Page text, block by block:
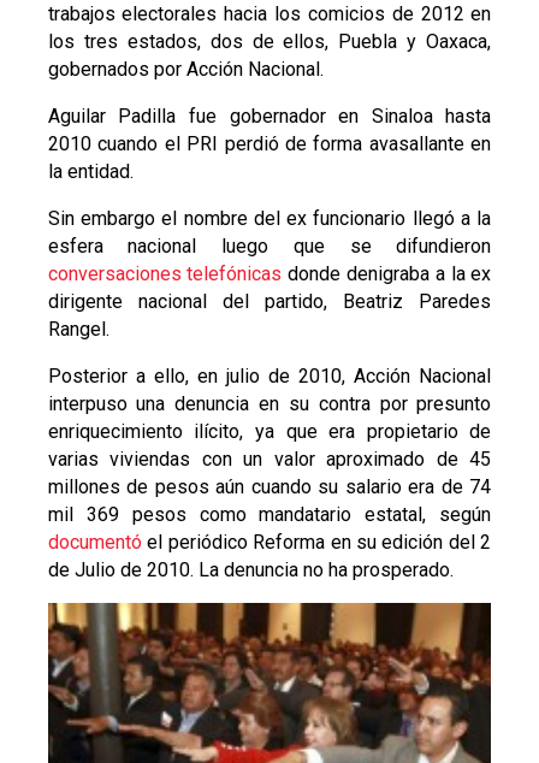
trabajos electorales hacia los comicios de 2012 en
los tres estados, dos de ellos, Puebla y Oaxaca,
gobernados por Acción Nacional.
Aguilar Padilla fue gobernador en Sinaloa hasta
2010 cuando el PRI perdió de forma avasallante en
la entidad.
Sin embargo el nombre del ex funcionario llegó a la
esfera nacional luego que se difundieron
conversaciones telefónicas donde denigraba a la ex
dirigente nacional del partido, Beatriz Paredes
Rangel.
Posterior a ello, en julio de 2010, Acción Nacional
interpuso una denuncia en su contra por presunto
enriquecimiento ilícito, ya que era propietario de
varias viviendas con un valor aproximado de 45
millones de pesos aún cuando su salario era de 74
mil 369 pesos como mandatario estatal, según
documentóel periódico Reforma en su edición del 2
de Julio de 2010. La denuncia no ha prosperado.